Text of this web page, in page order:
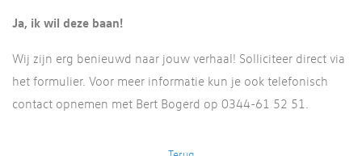
Ja, ik wil deze baan!
Wij zijn erg benieuwd naar jouw verhaal! Solliciteer direct via
het formulier. Voor meer informatie kun je ook telefonisch
contact opnemen met Bert Bogerd op 0344-61 52 51.